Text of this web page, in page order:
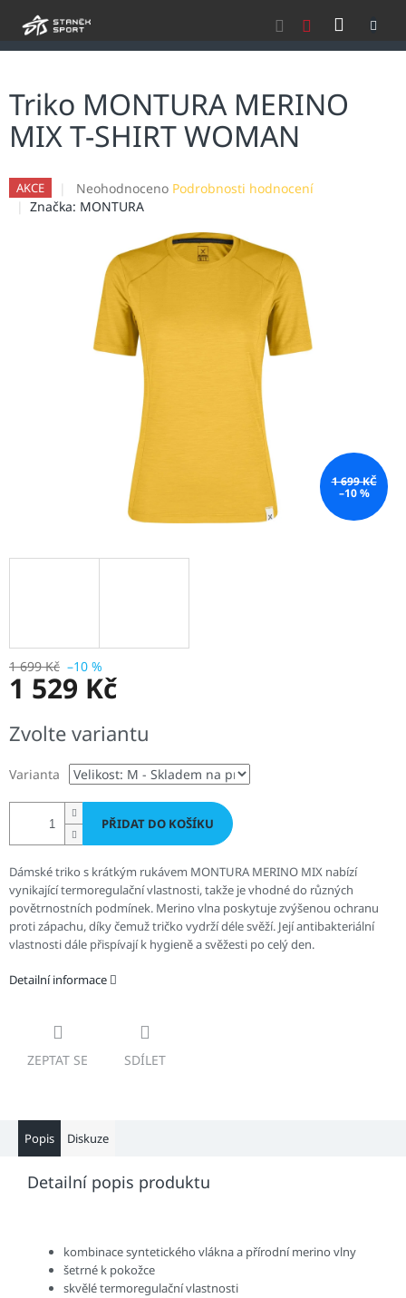
Triko MONTURA MERINO
MIX T-SHIRT WOMAN
AKCE
Průměrné
hodnocení
hvězdiček.
Neohodnoceno Podrobnosti hodnocení
Značka: MONTURA
1 699 KČ
–10 %
1 699 Kč –10 %
1 529 Kč
cena:
Zvolte variantu
Varianta
PŘIDAT DO KOŠÍKU
Dámské triko s krátkým rukávem MONTURA MERINO MIX nabízí
vynikající termoregulační vlastnosti, takže je vhodné do různých
povětrnostních podmínek. Merino vlna poskytuje zvýšenou ochranu
proti zápachu, díky čemuž tričko vydrží déle svěží. Její antibakteriální
vlastnosti dále přispívají k hygieně a svěžesti po celý den.
Detailní informace
ZEPTAT SE SDÍLET
Popis Diskuze
Detailní popis produktu
kombinace syntetického vlákna a přírodní merino vlny
šetrné k pokožce
skvělé termoregulační vlastnosti